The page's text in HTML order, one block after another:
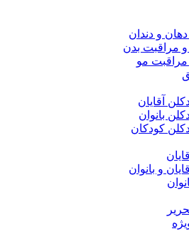
و دندان
مراقبت بدن
مراقبت مو
آقایان
بانوان
کودکان
و بانوان